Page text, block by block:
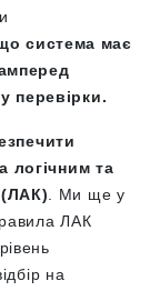
система має
перевірки.
логічним та
. Ми ще у
ЛАК
на